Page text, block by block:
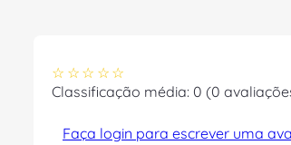
☆ ☆ ☆ ☆ ☆
Classificação média: 0 (0
Faça login para escrever uma